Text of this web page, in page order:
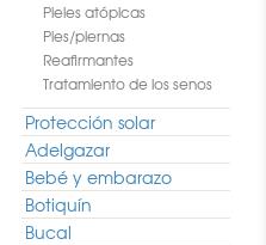
Pieles atópicas
Pies/piernas
Reafirmantes
Tratamiento de los senos
Protección solar
Adelgazar
Bebé y embarazo
Botiquín
Bucal
Jabon
250ml
6.95 €
Saugella Poligyn Jabon
Intimo 250ml
13.41 € 9.93 €